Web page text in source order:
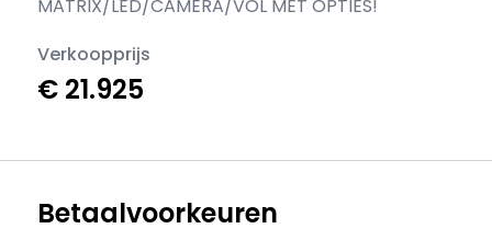
MATRIX/LED/CAMERA/VOL MET OPTIES!
Verkoopprijs
€ 21.925
Betaalvoorkeuren